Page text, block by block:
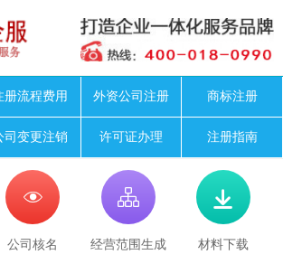
册流程费用 外资公司注册 商标注册
司变更注销 许可证办理 注册指南

公司核名

经营范围生成

材料下载